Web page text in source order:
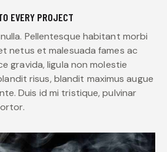
EVERY PROJECT
Pellentesque habitant morbi
netus et malesuada fames ac
gravida, ligula non molestie
risus, blandit maximus augue
Duis id mi tristique, pulvinar